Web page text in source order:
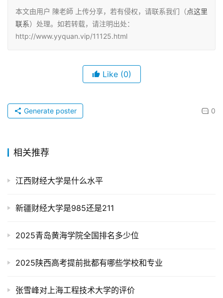
本文由用户 陳老師 上传分享，若有侵权，请联系我们（点这里
联系）处理。如若转载，请注明出处：
http://www.yyquan.vip/11125.html
Like (0)
0
Generate poster
相关推荐
江西财经大学是什么水平
新疆财经大学是985还是211
2025青岛黄海学院全国排名多少位
2025陕西高考提前批都有哪些学校和专业
张雪峰对上海工程技术大学的评价